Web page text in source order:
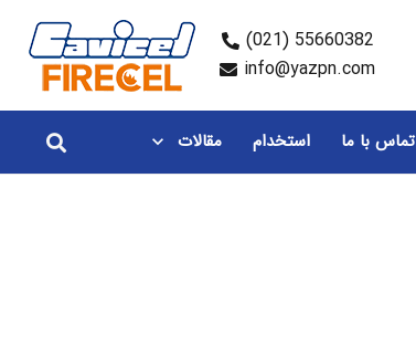
55660382 (021)
info@yazpn.com
تماس با ما استخدام مقالات